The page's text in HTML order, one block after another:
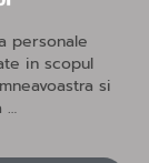
personale
in scopul
si
…